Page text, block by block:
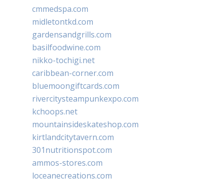
cmmedspa.com
midletontkd.com
gardensandgrills.com
basilfoodwine.com
nikko-tochigi.net
caribbean-corner.com
bluemoongiftcards.com
rivercitysteampunkexpo.com
kchoops.net
mountainsideskateshop.com
kirtlandcitytavern.com
301nutritionspot.com
ammos-stores.com
loceanecreations.com